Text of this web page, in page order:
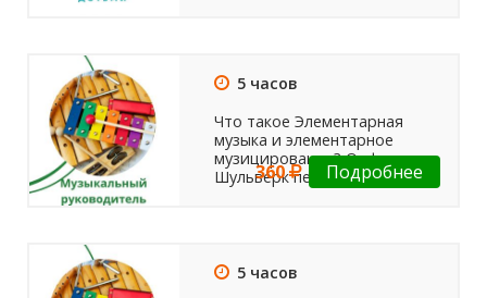
5 часов
Что такое Элементарная
музыка и элементарное
музицирование? Орф -
Шульверк педагогика
360 Подробнее
5 часов